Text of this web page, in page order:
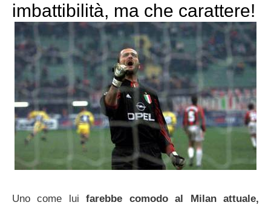
imbattibilità, ma che carattere!
Uno come luifarebbe comodo al Milan attuale,